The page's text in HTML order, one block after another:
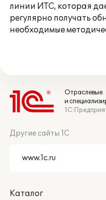
линии ИТС, которая
регулярно получать
необходимые
Отраслевые
и
Другие сайты 1С
Каталог